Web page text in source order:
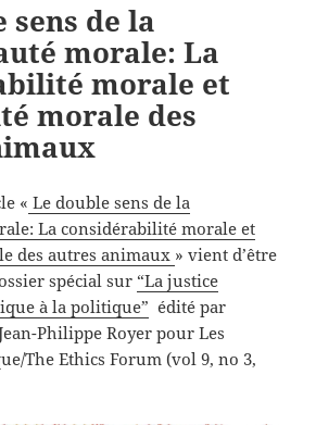
sens de la
morale: La
morale et
morale des
« Le double sens de la
La considérabilité morale et
des autres animaux » vient d’être
spécial sur “La justice
à la politique” édité par
Philippe Royer pour Les
The Ethics Forum (vol 9, no 3,